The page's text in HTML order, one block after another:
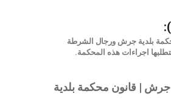
بلدية جرش ورجال الشرطة
تتطلبها اجراءات هذه المحكمة.
| قانون محكمة بلدية